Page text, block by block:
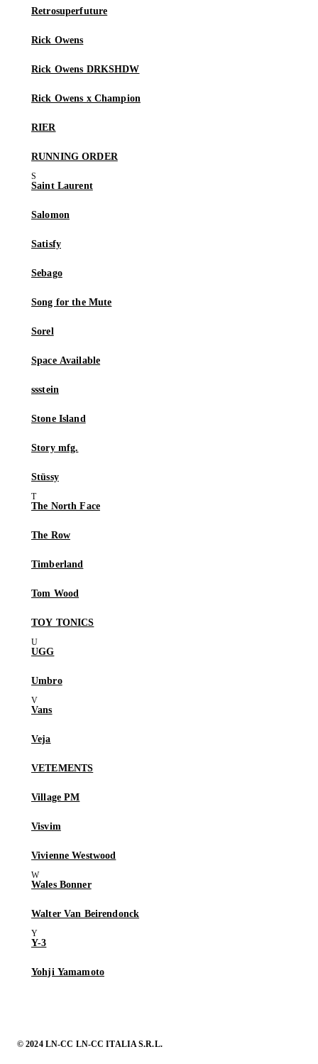
Retrosuperfuture
Rick Owens
Rick Owens DRKSHDW
Rick Owens x Champion
RIER
RUNNING ORDER
Saint Laurent
Salomon
Satisfy
Sebago
Song for the Mute
Sorel
Space Available
ssstein
Stone Island
Story mfg.
Stüssy
The North Face
The Row
Timberland
Tom Wood
TOY TONICS
UGG
Umbro
Vans
Veja
VETEMENTS
Village PM
Visvim
Vivienne Westwood
Wales Bonner
Walter Van Beirendonck
Y-3
Yohji Yamamoto
© 2024 LN-CC LN-CC ITALIA S.R.L.